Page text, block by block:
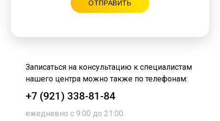
Записаться на консультацию к специалистам
нашего центра можно также по телефонам:
+7 (921) 338-81-84
ежедневно с 9:00 до 21:00